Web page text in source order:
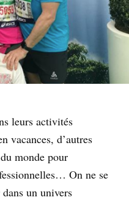
leurs activités
vacances, d’autres
monde pour
On ne se
un univers